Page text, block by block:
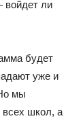
войдет ли
будет
уже и
мы
всех школ, а